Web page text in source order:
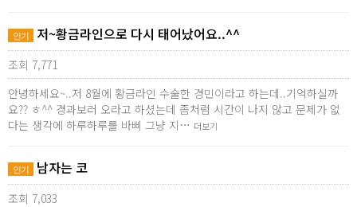
인기 저~황금라인으로 다시 태어났어요..^^
조회 7,771
안녕하세요~..저 8월에 황금라인 수술한 경민이라고 하는데..기억하실까
요?? ㅎ^^ 경과보러 오라고 하셨는데 좀처럼 시간이 나지 않고 문제가 없
다는 생각에 하루하루를 바삐 그냥 지… 더보기
인기 남자는 코
조회 7,033